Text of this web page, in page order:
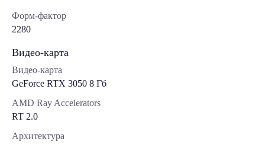
Форм-фактор
2280
Видео-карта
Видео-карта
GeForce RTX 3050 8 Гб
AMD Ray Accelerators
RT 2.0
Архитектура